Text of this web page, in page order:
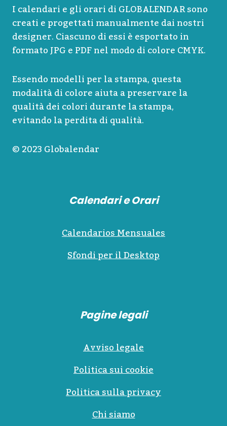
I calendari e gli orari di GLOBALENDAR sono
creati e progettati manualmente dai nostri
designer. Ciascuno di essi è esportato in
formato JPG e PDF nel modo di colore CMYK.
Essendo modelli per la stampa, questa
modalità di colore aiuta a preservare la
qualità dei colori durante la stampa,
evitando la perdita di qualità.
© 2023 Globalendar
Calendari e Orari
Calendarios Mensuales
Sfondi per il Desktop
Pagine legali
Avviso legale
Politica sui cookie
Politica sulla privacy
Chi siamo